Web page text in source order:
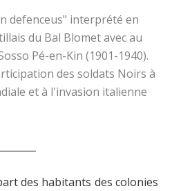
defenceus" interprété en
du Bal Blomet avec au
Pé-en-Kin (1901-1940).
des soldats Noirs à
et à l'invasion italienne
des habitants des colonies